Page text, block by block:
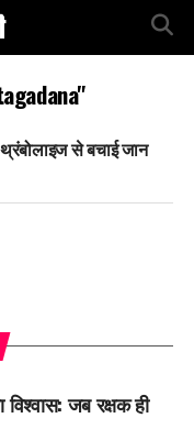
से बचाई जान
जब रक्षक ही